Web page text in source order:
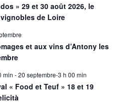
» 29 et 30 août 2026, le
de Loire
et aux vins d’Antony les
min -20 septembre-3 h 00 min
« Food et Teuf » 18 et 19